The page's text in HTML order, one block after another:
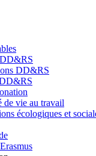
DD&RS
DD&RS
de vie au travail
écologiques et